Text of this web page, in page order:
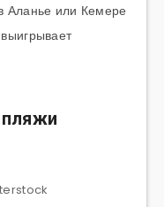
Аланье или Кемере